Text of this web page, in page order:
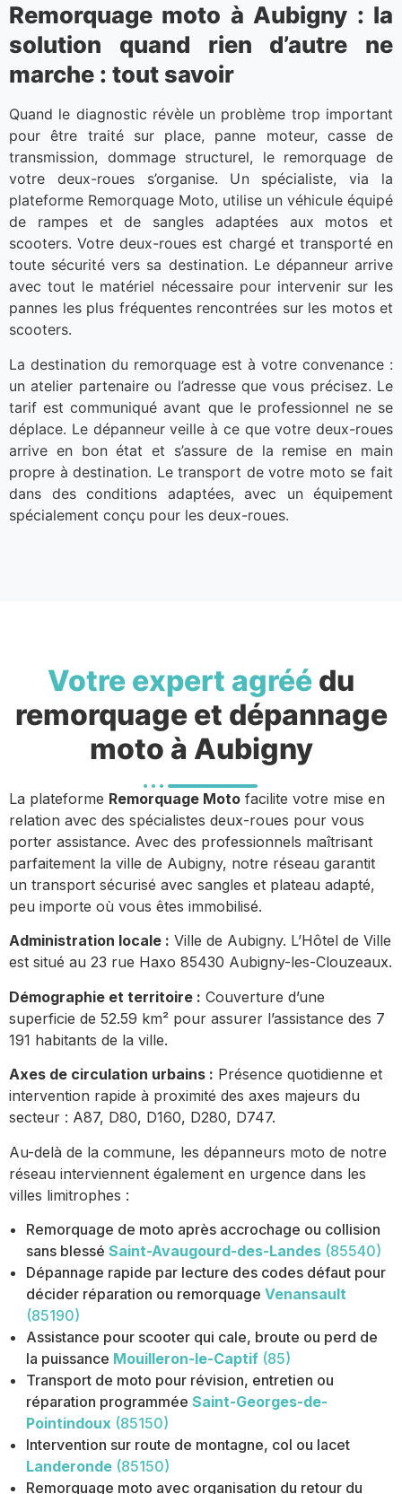
Remorquage moto à Aubigny : la
solution quand rien d’autre ne
marche : tout savoir
Quand le diagnostic révèle un problème trop important
pour être traité sur place, panne moteur, casse de
transmission, dommage structurel, le remorquage de
votre deux-roues s’organise. Un spécialiste, via la
plateforme Remorquage Moto, utilise un véhicule équipé
de rampes et de sangles adaptées aux motos et
scooters. Votre deux-roues est chargé et transporté en
toute sécurité vers sa destination. Le dépanneur arrive
avec tout le matériel nécessaire pour intervenir sur les
pannes les plus fréquentes rencontrées sur les motos et
scooters.
La destination du remorquage est à votre convenance :
un atelier partenaire ou l’adresse que vous précisez. Le
tarif est communiqué avant que le professionnel ne se
déplace. Le dépanneur veille à ce que votre deux-roues
arrive en bon état et s’assure de la remise en main
propre à destination. Le transport de votre moto se fait
dans des conditions adaptées, avec un équipement
spécialement conçu pour les deux-roues.
Votre expert agréé du
remorquage et dépannage
moto à Aubigny
La plateforme Remorquage Moto facilite votre mise en
relation avec des spécialistes deux-roues pour vous
porter assistance. Avec des professionnels maîtrisant
parfaitement la ville de Aubigny, notre réseau garantit
un transport sécurisé avec sangles et plateau adapté,
peu importe où vous êtes immobilisé.
Administration locale : Ville de Aubigny. L’Hôtel de Ville
est situé au 23 rue Haxo 85430 Aubigny-les-Clouzeaux.
Démographie et territoire : Couverture d’une
superficie de 52.59 km² pour assurer l’assistance des 7
191 habitants de la ville.
Axes de circulation urbains : Présence quotidienne et
intervention rapide à proximité des axes majeurs du
secteur : A87, D80, D160, D280, D747.
Au-delà de la commune, les dépanneurs moto de notre
réseau interviennent également en urgence dans les
villes limitrophes :
Remorquage de moto après accrochage ou collision
sans blessé Saint-Avaugourd-des-Landes (85540)
Dépannage rapide par lecture des codes défaut pour
décider réparation ou remorquage Venansault
(85190)
Assistance pour scooter qui cale, broute ou perd de
la puissance Mouilleron-le-Captif (85)
Transport de moto pour révision, entretien ou
réparation programmée Saint-Georges-de-
Pointindoux (85150)
Intervention sur route de montagne, col ou lacet
Landeronde (85150)
Remorquage moto avec organisation du retour du